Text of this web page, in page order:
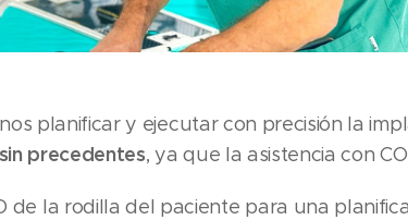
planificar y ejecutar con precisión la
precedentes, ya que la asistencia con
de la rodilla del paciente para una